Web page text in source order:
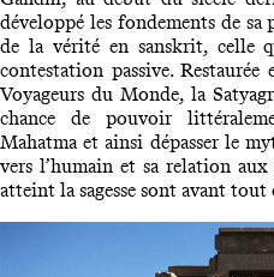
développé les fondements de
de la vérité en sanskrit, celle
contestation passive. Restaurée
Voyageurs du Monde, la
chance de pouvoir
Mahatma et ainsi dépasser le
vers l’humain et sa relation
atteint la sagesse sont avant tout